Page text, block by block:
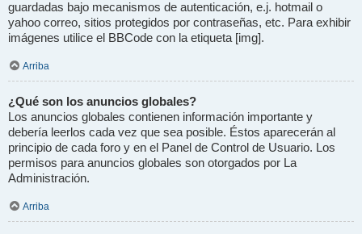
guardadas bajo mecanismos de autenticación, e.j. hotmail o
yahoo correo, sitios protegidos por contraseñas, etc. Para exhibir
imágenes utilice el BBCode con la etiqueta [img].
Arriba
¿Qué son los anuncios globales?
Los anuncios globales contienen información importante y
debería leerlos cada vez que sea posible. Éstos aparecerán al
principio de cada foro y en el Panel de Control de Usuario. Los
permisos para anuncios globales son otorgados por La
Administración.
Arriba